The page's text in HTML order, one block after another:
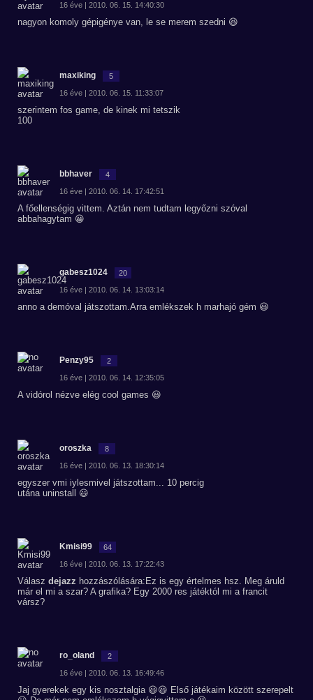
16 éve | 2010. 06. 15. 14:40:30
nagyon komoly gépigénye van, le se merem szedni 😆
maxiking 5
16 éve | 2010. 06. 15. 11:33:07
szerintem fos game, de kinek mi tetszik
100
bbhaver 4
16 éve | 2010. 06. 14. 17:42:51
A főellenségig vittem. Aztán nem tudtam legyőzni szóval
abbahagytam 😀
gabesz1024 20
16 éve | 2010. 06. 14. 13:03:14
anno a demóval játszottam.Arra emlékszek h marhajó gém 😃
Penzy95 2
16 éve | 2010. 06. 14. 12:35:05
A vidórol nézve elég cool games 😃
oroszka 8
16 éve | 2010. 06. 13. 18:30:14
egyszer vmi iylesmivel játszottam... 10 percig
utána uninstall 😃
Kmisi99 64
16 éve | 2010. 06. 13. 17:22:43
Válasz dejazz hozzászólására:Ez is egy értelmes hsz. Meg áruld
már el mi a szar? A grafika? Egy 2000 res játéktól mi a francit
vársz?
ro_oland 2
16 éve | 2010. 06. 13. 16:49:46
Jaj gyerekek egy kis nosztalgia 😃😃 Első játékaim között szerepelt